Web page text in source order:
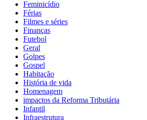
Feminicídio
Férias
Filmes e séries
Finanças
Futebol
Geral
Golpes
Gospel
Habitação
História de vida
Homenagem
impactos da Reforma Tributária
Infantil
Infraestrutura